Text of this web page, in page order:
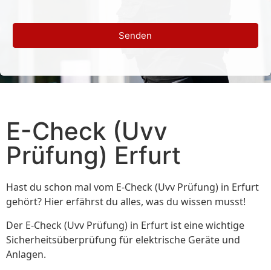
Senden
E-Check (Uvv
Prüfung) Erfurt
Hast du schon mal vom E-Check (Uvv Prüfung) in Erfurt
gehört? Hier erfährst du alles, was du wissen musst!
Der E-Check (Uvv Prüfung) in Erfurt ist eine wichtige
Sicherheitsüberprüfung für elektrische Geräte und
Anlagen.